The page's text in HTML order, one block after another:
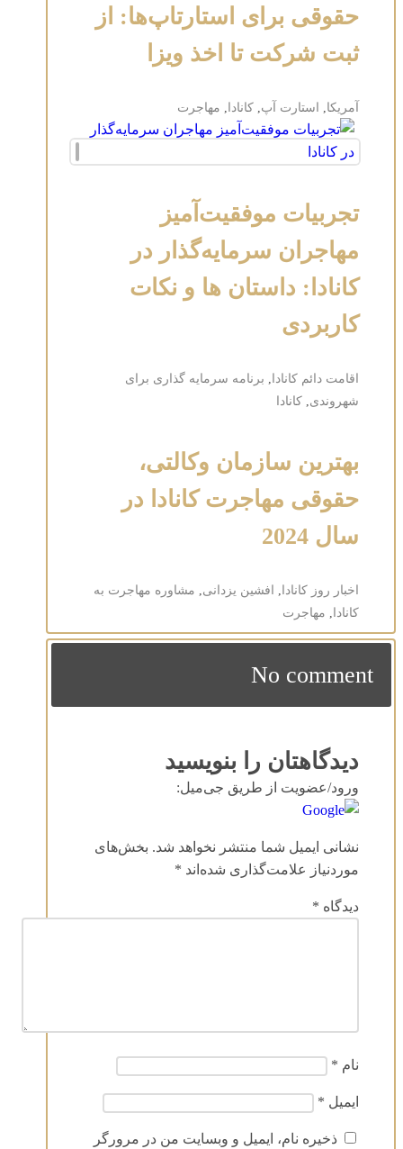
حقوقی برای استارتاپ‌ها: از
ثبت شرکت تا اخذ ویزا
آمریکا, استارت آپ,کانادا , مهاجرت
تجربیات موفقیت‌آمیز
مهاجران سرمایه‌گذار در
کانادا: داستان ها و نکات
کاربردی
اقامت دائم کانادا , برنامه سرمایه گذاری برای
شهروندی,کانادا
بهترین سازمان وکالتی،
حقوقی مهاجرت کانادا در
سال 2024
اخبار روز کانادا , افشین یزدانی, مشاوره مهاجرت به
کانادا , مهاجرت
No comment
دیدگاهتان را بنویسید
ورود/عضویت از طریق جی‌میل:
نشانی ایمیل شما منتشر نخواهد شد. بخش‌های
موردنیاز علامت‌گذاری شده‌اند *
دیدگاه *
نام *
ایمیل *
ذخیره نام، ایمیل و وبسایت من در مرورگر